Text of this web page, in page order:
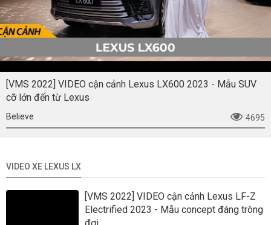
[VMS 2022] VIDEO cận cảnh Lexus LX600 2023 - Mẫu SUV
cỡ lớn đến từ Lexus
Believe 4695
VIDEO XE LEXUS LX
[VMS 2022] VIDEO cận cảnh Lexus LF-Z
Electrified 2023 - Mẫu concept đáng trông